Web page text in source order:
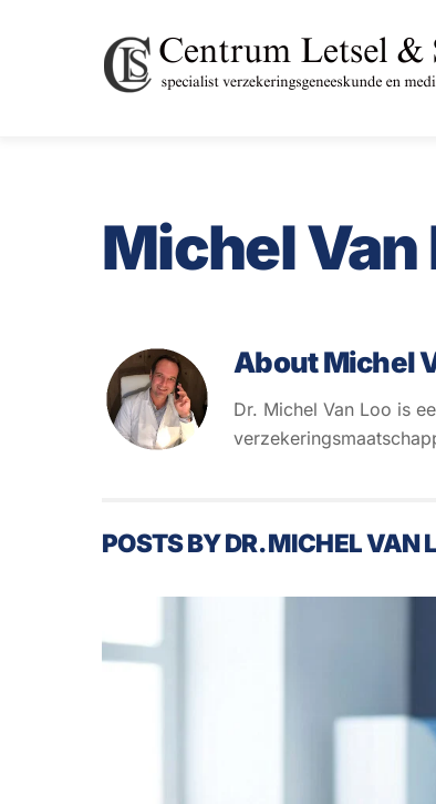
Michel Van
AboutMichel
Dr. Michel Van Loo is
POSTS BY DR. MICHEL VAN